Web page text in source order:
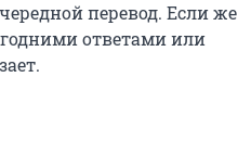
перевод. Если же
ответами или